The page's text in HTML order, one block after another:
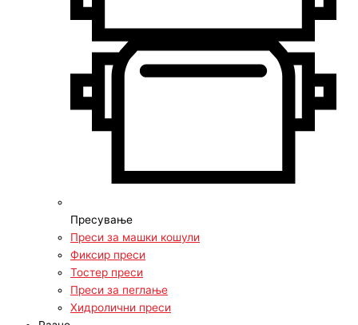
Пресување
Преси за машки кошули
Фиксир преси
Тостер преси
Преси за пеглање
Хидролични преси